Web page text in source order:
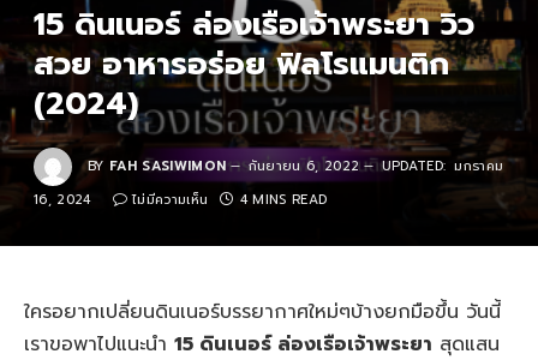
15 ดินเนอร์ ล่องเรือเจ้าพระยา วิว
สวย อาหารอร่อย ฟิลโรแมนติก
(2024)
BY FAH SASIWIMON กันยายน 6, 2022 UPDATED: มกราคม
16, 2024
ไม่มีความเห็น 4 MINS READ
ใครอยากเปลี่ยนดินเนอร์บรรยากาศใหม่ๆบ้างยกมือขึ้น วันนี้
เราขอพาไปแนะนำ 15 ดินเนอร์ ล่องเรือเจ้าพระยา สุดแสน